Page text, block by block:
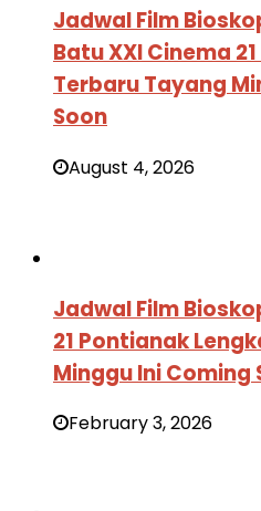
Jadwal Film
Batu XXI Cinema
Terbaru Tayang
Soon
August 4, 2026
Jadwal Film
21 Pontianak
Minggu Ini Coming
February 3, 2026